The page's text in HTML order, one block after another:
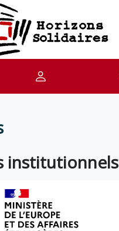
institutionnels